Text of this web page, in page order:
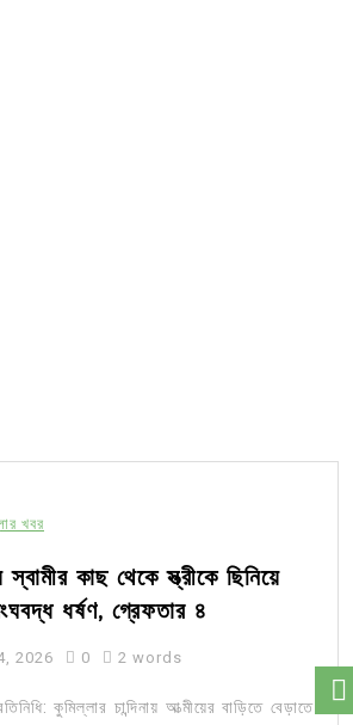
খবর
স্বামীর কাছ থেকে স্ত্রীকে ছিনিয়ে
ধর্ষণ, গ্রেফতার ৪
2026 0 2 words
কুমিল্লার চান্দিনায় আত্মীয়ের বাড়িতে বেড়াতে